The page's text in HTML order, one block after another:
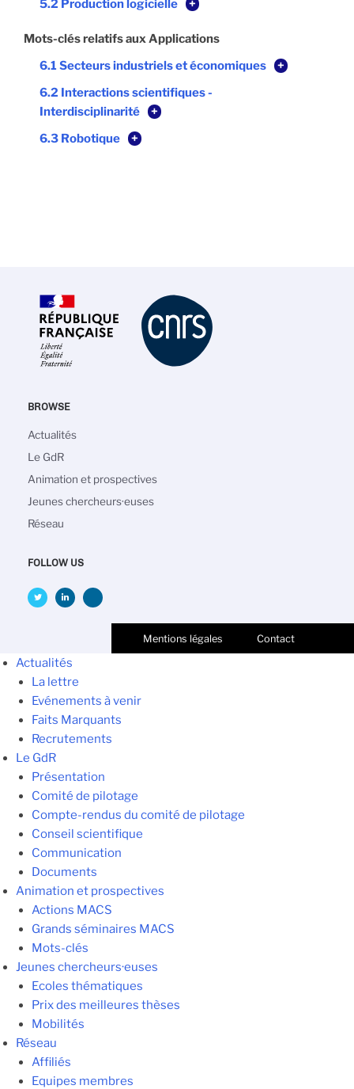
5.2 Production logicielle
+
Mots-clés relatifs aux Applications
6.1 Secteurs industriels et économiques
+
6.2 Interactions scientifiques -
Interdisciplinarité
+
6.3 Robotique
+
BROWSE
Navigation
principale
Actualités
Le GdR
Animation et prospectives
Jeunes chercheurs·euses
Réseau
FOLLOW US
Mentions légales Contact
Actualités
La lettre
Evénements à venir
Faits Marquants
Recrutements
Le GdR
Présentation
Comité de pilotage
Compte-rendus du comité de pilotage
Conseil scientifique
Communication
Documents
Animation et prospectives
Actions MACS
Grands séminaires MACS
Mots-clés
Jeunes chercheurs·euses
Ecoles thématiques
Prix des meilleures thèses
Mobilités
Réseau
Affiliés
Equipes membres